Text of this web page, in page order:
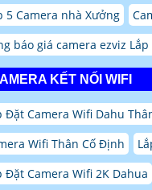
5 Camera nhà Xưởng
báo giá camera ezviz
KẾT NỐI WIFI
Đặt Camera Wifi Dahu
Wifi Thân Cố Định
Đặt Camera Wifi 2K Dahua